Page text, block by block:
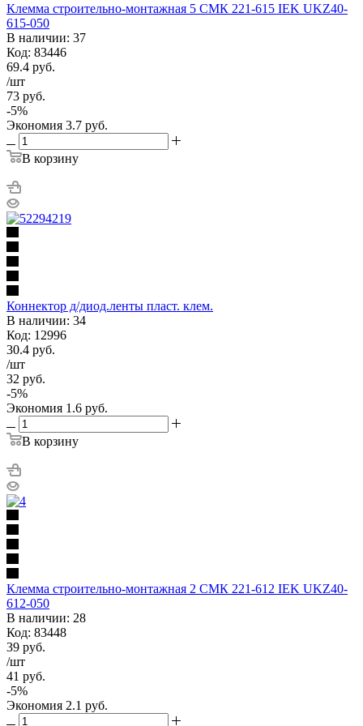
Клемма строительно-монтажная 5 СМК 221-615 IEK UKZ40-
615-050
В наличии: 37
Код: 83446
69.4 руб.
/шт
73 руб.
-5%
Экономия 3.7 руб.
В корзину
Коннектор д/диод.ленты пласт. клем.
В наличии: 34
Код: 12996
30.4 руб.
/шт
32 руб.
-5%
Экономия 1.6 руб.
В корзину
Клемма строительно-монтажная 2 СМК 221-612 IEK UKZ40-
612-050
В наличии: 28
Код: 83448
39 руб.
/шт
41 руб.
-5%
Экономия 2.1 руб.